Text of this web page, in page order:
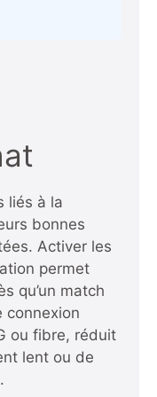
liés à la
bonnes
Activer les
permet
qu’un match
connexion
ou fibre, réduit
lent ou de